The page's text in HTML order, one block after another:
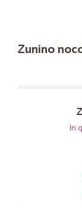
Zunino
In